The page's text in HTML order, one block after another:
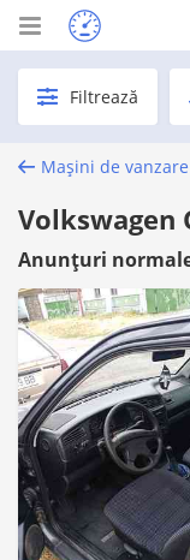
Filtrează
Mașini de vanzare
Volkswagen
Anunțuri